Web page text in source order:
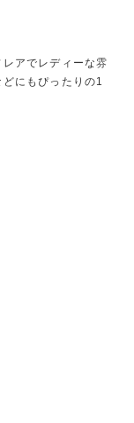
アでレディーな雰
にもぴったりの1